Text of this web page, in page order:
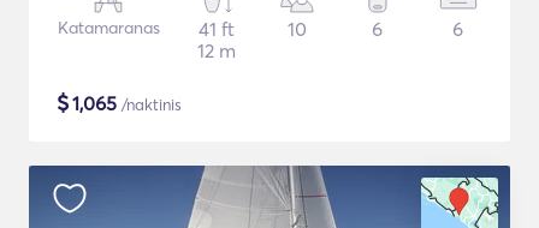
Katamaranas
41 ft
12 m
10 6 6
$1,065 /naktinis